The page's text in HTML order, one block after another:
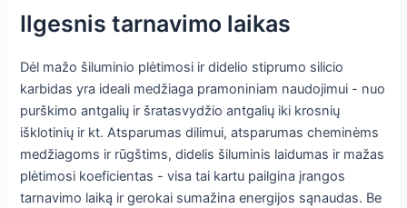
Ilgesnis tarnavimo laikas
Dėl mažo šiluminio plėtimosi ir didelio stiprumo silicio
karbidas yra ideali medžiaga pramoniniam naudojimui - nuo
purškimo antgalių ir šratasvydžio antgalių iki krosnių
išklotinių ir kt. Atsparumas dilimui, atsparumas cheminėms
medžiagoms ir rūgštims, didelis šiluminis laidumas ir mažas
plėtimosi koeficientas - visa tai kartu pailgina įrangos
tarnavimo laiką ir gerokai sumažina energijos sąnaudas. Be